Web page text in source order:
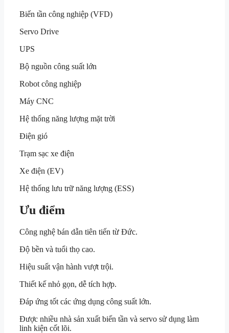
Biến tần công nghiệp (VFD)
Servo Drive
UPS
Bộ nguồn công suất lớn
Robot công nghiệp
Máy CNC
Hệ thống năng lượng mặt trời
Điện gió
Trạm sạc xe điện
Xe điện (EV)
Hệ thống lưu trữ năng lượng (ESS)
Ưu điểm
Công nghệ bán dẫn tiên tiến từ Đức.
Độ bền và tuổi thọ cao.
Hiệu suất vận hành vượt trội.
Thiết kế nhỏ gọn, dễ tích hợp.
Đáp ứng tốt các ứng dụng công suất lớn.
Được nhiều nhà sản xuất biến tần và servo sử dụng làm
linh kiện cốt lõi.